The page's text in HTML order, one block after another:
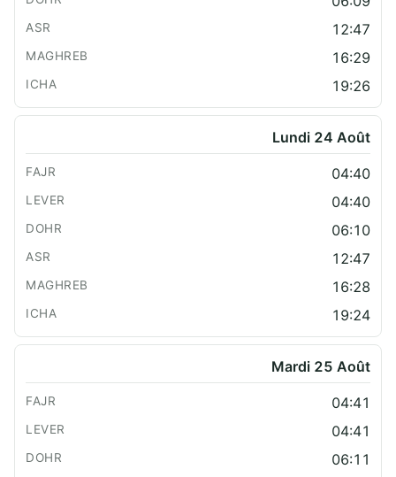
12:47
16:29
19:26
Lundi 24 Août
04:40
04:40
06:10
12:47
16:28
19:24
Mardi 25 Août
04:41
04:41
06:11